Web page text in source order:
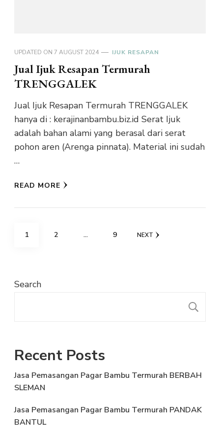
UPDATED ON 7 AUGUST 2024 IJUK RESAPAN
Jual Ijuk Resapan Termurah
TRENGGALEK
Jual Ijuk Resapan Termurah TRENGGALEK
hanya di : kerajinanbambu.biz.id Serat Ijuk
adalah bahan alami yang berasal dari serat
pohon aren (Arenga pinnata). Material ini sudah
…
READ MORE
Posts
PAGE
1 PAGE
2 … PAGE
9 NEXT
Search
Recent Posts
Jasa Pemasangan Pagar Bambu Termurah BERBAH
SLEMAN
Jasa Pemasangan Pagar Bambu Termurah PANDAK
BANTUL